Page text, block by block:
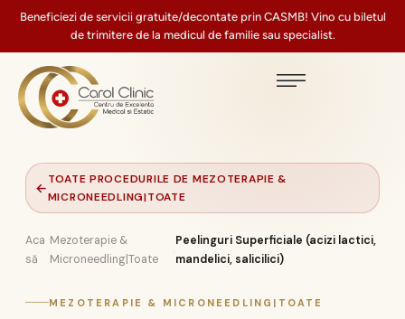
Beneficiezi de servicii gratuite/decontate prin CASMB! Vino cu biletul
de trimitere de la medicul de familie sau specialist.
←
TOATE PROCEDURILE DE MEZOTERAPIE &
MICRONEEDLING|TOATE
Aca
să
Mezoterapie &
Microneedling|Toate
Peelinguri Superficiale (acizi lactici,
mandelici, salicilici)
MEZOTERAPIE & MICRONEEDLING|TOATE